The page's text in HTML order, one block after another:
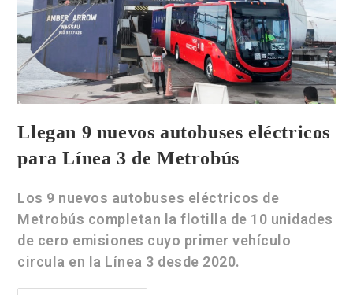
Llegan 9 nuevos autobuses eléctricos
para Línea 3 de Metrobús
Los 9 nuevos autobuses eléctricos de
Metrobús completan la flotilla de 10 unidades
de cero emisiones cuyo primer vehículo
circula en la Línea 3 desde 2020.